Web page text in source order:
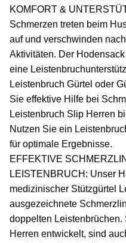
KOMFORT &
Schmerzen treten beim
auf und verschwinden
Aktivitäten. Der
eine
Leistenbruch Gürtel oder
Sie effektive Hilfe bei
Leistenbruch Slip Herren
Nutzen Sie ein
für optimale Ergebnisse.
EFFEKTIVE
LEISTENBRUCH: Unser
medizinischer Stützgürtel
ausgezeichnete
doppelten
Herren entwickelt, sind